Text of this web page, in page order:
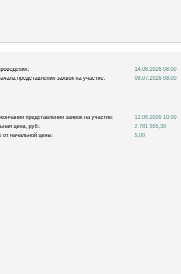
14.08.2026 08:00
представления заявок на участие: 08.07.2026 08:00
представления заявок на участие:
12.08.2026 10:00
цена, руб.:
2 781 555,30
от начальной цены: 5,00